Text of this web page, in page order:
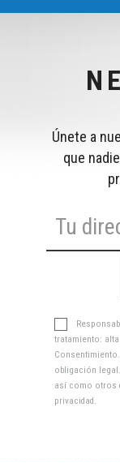
Únete a
que
tratamiento:
obligación
así como otros
privacidad.